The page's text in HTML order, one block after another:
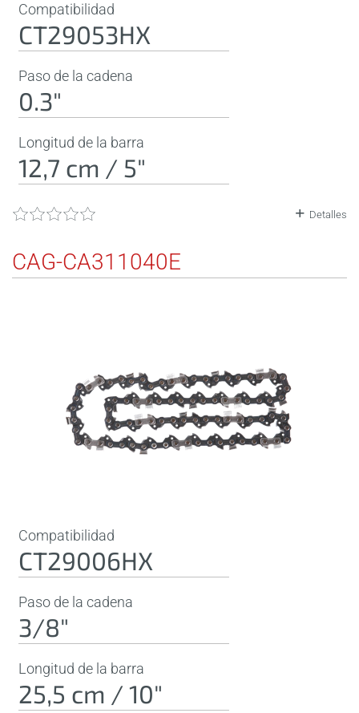
Compatibilidad
CT29053HX
Paso de la cadena
0.3"
Longitud de la barra
12,7 cm / 5"
Detalles
CAG-CA311040E
Compatibilidad
CT29006HX
Paso de la cadena
3/8"
Longitud de la barra
25,5 cm / 10"